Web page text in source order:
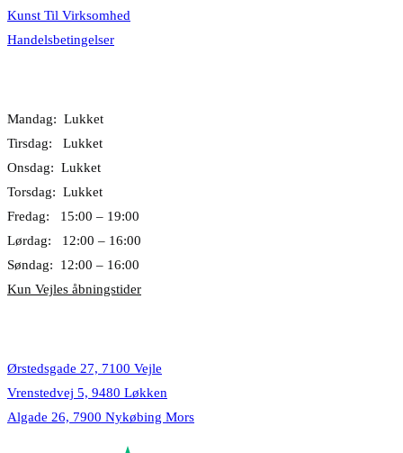
Kunst Til Virksomhed
Handelsbetingelser
Mandag: Lukket
Tirsdag: Lukket
Onsdag: Lukket
Torsdag: Lukket
Fredag: 15:00 – 19:00
Lørdag: 12:00 – 16:00
Søndag: 12:00 – 16:00
Kun Vejles åbningstider
Ørstedsgade 27, 7100 Vejle
Vrenstedvej 5, 9480 Løkken
Algade 26, 7900 Nykøbing Mors